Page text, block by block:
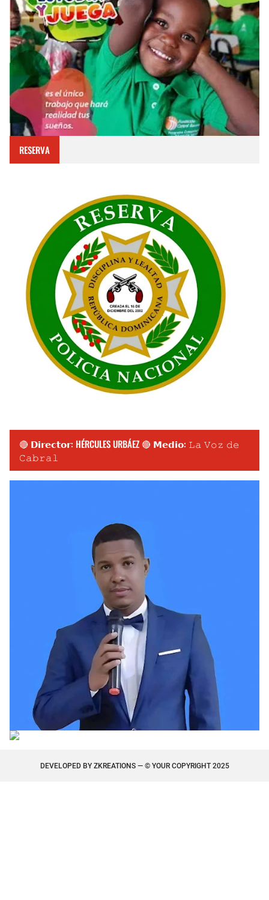
RESERVA
🔴 𝗗𝗶𝗿𝗲𝗰𝘁𝗼𝗿: HÉRCULES URBÁEZ 🔴 𝗠𝗲𝗱𝗶𝗼: 𝙻𝚊 𝚅𝚘𝚣 𝚍𝚎
𝙲𝚊𝚋𝚛𝚊𝚕
DEVELOPED BY ZKREATIONS— © YOUR COPYRIGHT 2025